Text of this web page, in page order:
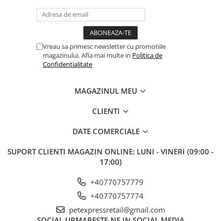
Rododendron, gliceril oleat, alcool benzilic, acid dihidroacetic,
benzoat de sodiu, sorbat de potasiu, acid citric, parfum, linolena,
*ingrediente provenite din ferme organice
WH – extracte si uleiuri provenite din ierburi si plante recoltate
din salbaticie.
Vreau sa primesc newsletter cu promotiile
magazinului. Afla mai multe in Politica de
Confidentialitate
MAGAZINUL MEU
CLIENTI
DATE COMERCIALE
SUPORT CLIENTI MAGAZIN ONLINE: LUNI - VINERI (09:00 -
17:00)
+40770757779
+40770757774
petexpressretail@gmail.com